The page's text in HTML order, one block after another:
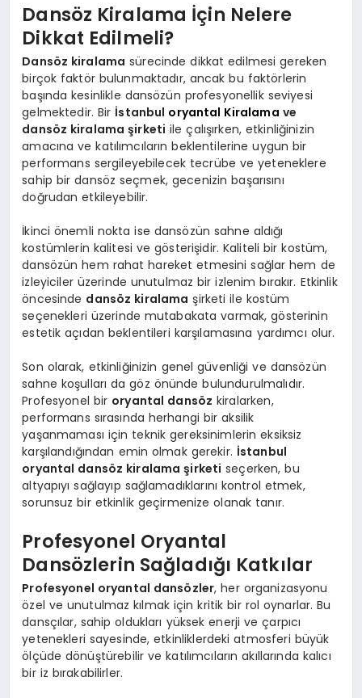
Dansöz Kiralama İçin Nelere
Dikkat Edilmeli?
Dansöz kiralama sürecinde dikkat edilmesi gereken
birçok faktör bulunmaktadır, ancak bu faktörlerin
başında kesinlikle dansözün profesyonellik seviyesi
gelmektedir. Bir İstanbul oryantal Kiralama ve
dansöz kiralama şirketi ile çalışırken, etkinliğinizin
amacına ve katılımcıların beklentilerine uygun bir
performans sergileyebilecek tecrübe ve yeteneklere
sahip bir dansöz seçmek, gecenizin başarısını
doğrudan etkileyebilir.
İkinci önemli nokta ise dansözün sahne aldığı
kostümlerin kalitesi ve gösterişidir. Kaliteli bir kostüm,
dansözün hem rahat hareket etmesini sağlar hem de
izleyiciler üzerinde unutulmaz bir izlenim bırakır. Etkinlik
öncesinde dansöz kiralama şirketi ile kostüm
seçenekleri üzerinde mutabakata varmak, gösterinin
estetik açıdan beklentileri karşılamasına yardımcı olur.
Son olarak, etkinliğinizin genel güvenliği ve dansözün
sahne koşulları da göz önünde bulundurulmalıdır.
Profesyonel bir oryantal dansöz kiralarken,
performans sırasında herhangi bir aksilik
yaşanmaması için teknik gereksinimlerin eksiksiz
karşılandığından emin olmak gerekir. İstanbul
oryantal dansöz kiralama şirketi seçerken, bu
altyapıyı sağlayıp sağlamadıklarını kontrol etmek,
sorunsuz bir etkinlik geçirmenize olanak tanır.
Profesyonel Oryantal
Dansözlerin Sağladığı Katkılar
Profesyonel oryantal dansözler, her organizasyonu
özel ve unutulmaz kılmak için kritik bir rol oynarlar. Bu
dansçılar, sahip oldukları yüksek enerji ve çarpıcı
yetenekleri sayesinde, etkinliklerdeki atmosferi büyük
ölçüde dönüştürebilir ve katılımcıların akıllarında kalıcı
bir iz bırakabilirler.